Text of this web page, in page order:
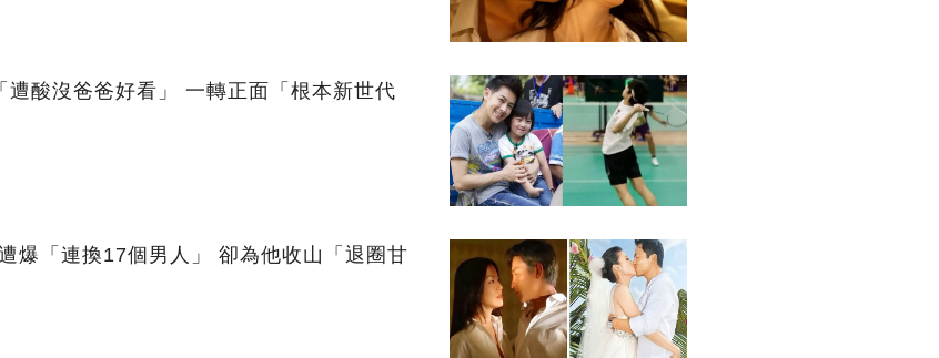
酸沒爸爸好看」 一轉正面「根本新世代
爆「連換17個男人」 卻為他收山「退圈甘